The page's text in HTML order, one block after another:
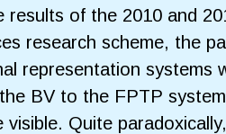
of the 2010 and
research scheme, the
representation systems
BV to the FPTP
Quite